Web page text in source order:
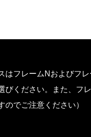
はフレームNおよびフ
びください。また、フ
のでご注意ください）